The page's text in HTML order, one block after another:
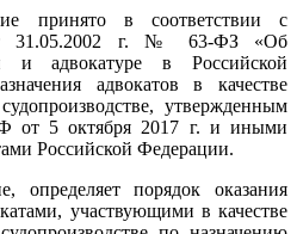
принято в соответствии с
31.05.2002 г. № 63-ФЗ «Об
и адвокатуре в Российской
адвокатов в качестве
утвержденным
от 5 октября 2017 г. и иными
Российской Федерации.
определяет порядок оказания
участвующими в качестве